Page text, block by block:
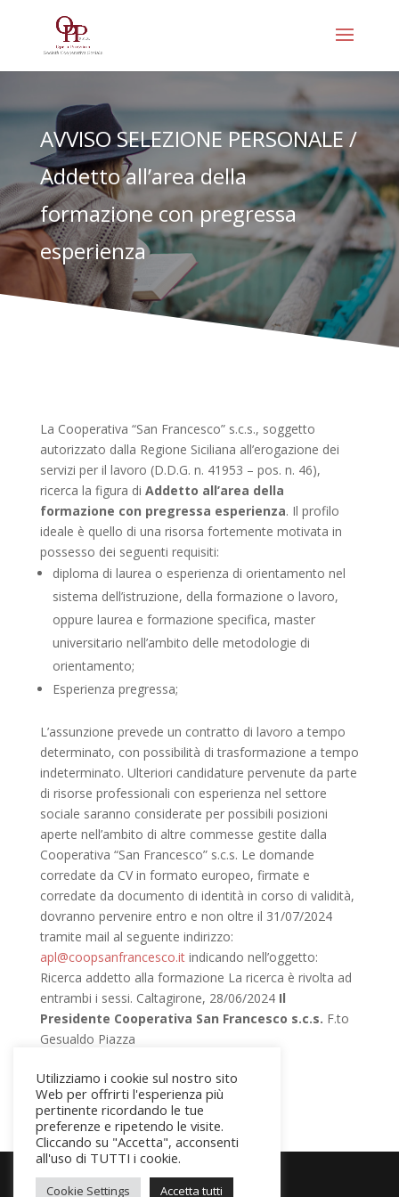
AVVISO SELEZIONE PERSONALE /
Addetto all’area della
formazione con pregressa
esperienza
La Cooperativa “San Francesco” s.c.s., soggetto
autorizzato dalla Regione Siciliana all’erogazione dei
servizi per il lavoro (D.D.G. n. 41953 – pos. n. 46),
ricerca la figura di Addetto all’area della
formazione con pregressa esperienza. Il profilo
ideale è quello di una risorsa fortemente motivata in
possesso dei seguenti requisiti:
diploma di laurea o esperienza di orientamento nel
sistema dell’istruzione, della formazione o lavoro,
oppure laurea e formazione specifica, master
universitario nell’ambito delle metodologie di
orientamento;
Esperienza pregressa;
L’assunzione prevede un contratto di lavoro a tempo
determinato, con possibilità di trasformazione a tempo
indeterminato. Ulteriori candidature pervenute da parte
di risorse professionali con esperienza nel settore
sociale saranno considerate per possibili posizioni
aperte nell’ambito di altre commesse gestite dalla
Cooperativa “San Francesco” s.c.s. Le domande
corredate da CV in formato europeo, firmate e
corredate da documento di identità in corso di validità,
dovranno pervenire entro e non oltre il 31/07/2024
tramite mail al seguente indirizzo:
apl@coopsanfrancesco.itindicando nell’oggetto:
Ricerca addetto alla formazione La ricerca è rivolta ad
entrambi i sessi. Caltagirone, 28/06/2024 Il
Presidente Cooperativa San Francesco s.c.s. F.to
Gesualdo Piazza
Utilizziamo i cookie sul nostro sito
Web per offrirti l'esperienza più
pertinente ricordando le tue
preferenze e ripetendo le visite.
Cliccando su "Accetta", acconsenti
all'uso di TUTTI i cookie.
Cookie Settings Accetta tutti